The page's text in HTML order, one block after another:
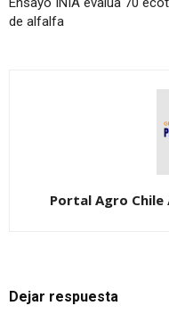
de alfalfa
Portal Agro Chile
Dejar respuesta